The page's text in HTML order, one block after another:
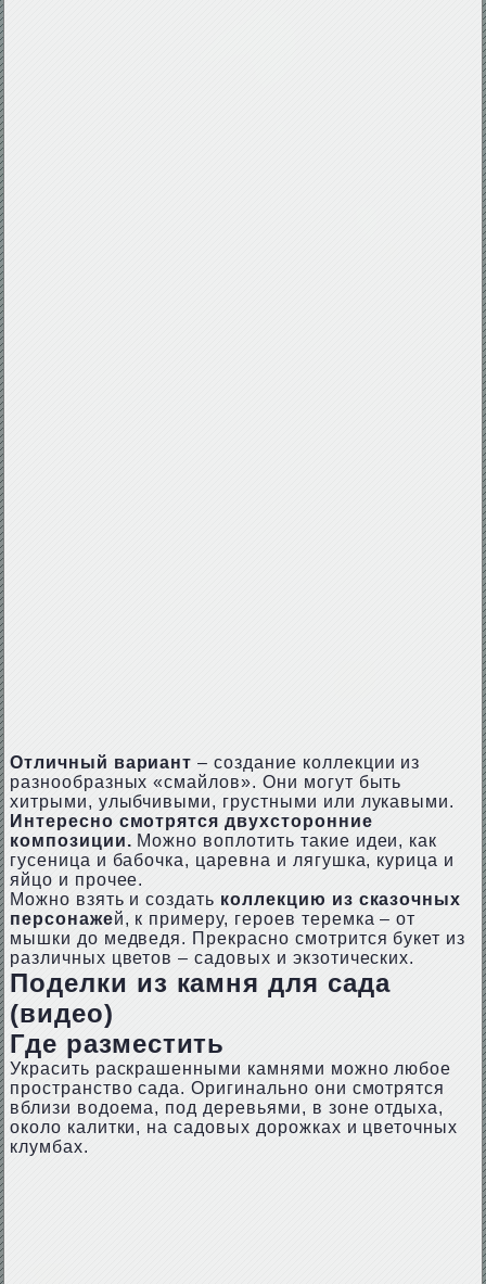
Отличный вариант – создание коллекции из
разнообразных «смайлов». Они могут быть
хитрыми, улыбчивыми, грустными или лукавыми.
Интересно смотрятся двухсторонние
композиции. Можно воплотить такие идеи, как
гусеница и бабочка, царевна и лягушка, курица и
яйцо и прочее.
Можно взять и создать коллекцию из сказочных
персонажей, к примеру, героев теремка – от
мышки до медведя. Прекрасно смотрится букет из
различных цветов – садовых и экзотических.
Поделки из камня для сада
(видео)
Где разместить
Украсить раскрашенными камнями можно любое
пространство сада. Оригинально они смотрятся
вблизи водоема, под деревьями, в зоне отдыха,
около калитки, на садовых дорожках и цветочных
клумбах.